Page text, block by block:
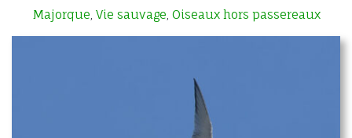
Majorque Vie sauvage Oiseaux hors passereaux